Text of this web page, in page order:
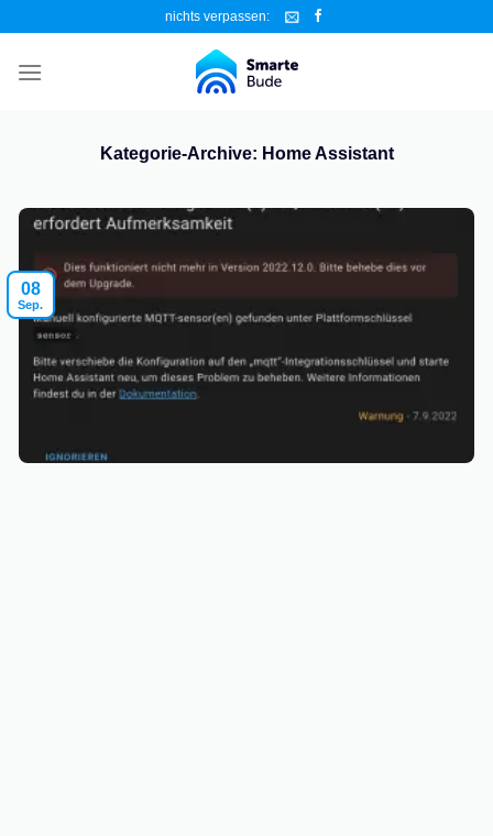
springen
nichts verpassen:
Kategorie-Archive: Home Assistant
08
Sep.